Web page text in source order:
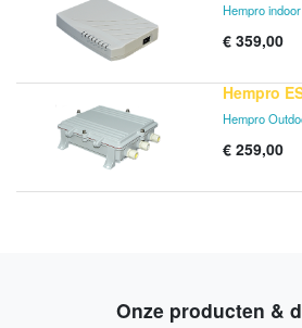
Hempro
€ 359,00
Hempro
Hempro
€ 259,00
Onze producten &